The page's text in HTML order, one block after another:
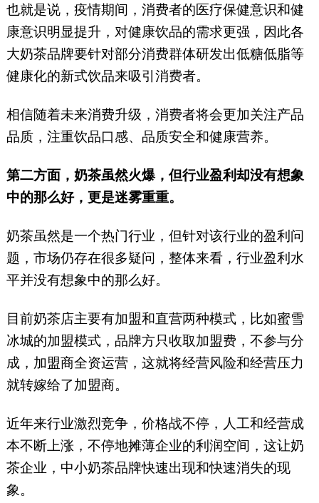
也就是说，疫情期间，消费者的医疗保健意识和健
康意识明显提升，对健康饮品的需求更强，因此各
大奶茶品牌要针对部分消费群体研发出低糖低脂等
健康化的新式饮品来吸引消费者。
相信随着未来消费升级，消费者将会更加关注产品
品质，注重饮品口感、品质安全和健康营养。
第二方面，奶茶虽然火爆，但行业盈利却没有想象
中的那么好，更是迷雾重重。
奶茶虽然是一个热门行业，但针对该行业的盈利问
题，市场仍存在很多疑问，整体来看，行业盈利水
平并没有想象中的那么好。
目前奶茶店主要有加盟和直营两种模式，比如蜜雪
冰城的加盟模式，品牌方只收取加盟费，不参与分
成，加盟商全资运营，这就将经营风险和经营压力
就转嫁给了加盟商。
近年来行业激烈竞争，价格战不停，人工和经营成
本不断上涨，不停地摊薄企业的利润空间，这让奶
茶企业，中小奶茶品牌快速出现和快速消失的现
象。